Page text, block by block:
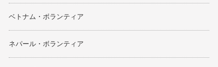
ベトナム・ボランティア
ネパール・ボランティア